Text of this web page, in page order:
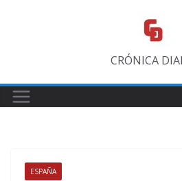
CRÓNICA
ESPAÑA